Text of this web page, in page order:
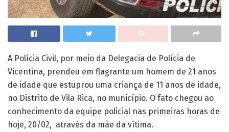
A Polícia Civil, por meio da Delegacia de Polícia de
Vicentina, prendeu em flagrante um homem de 21 anos
de idade que estuprou uma criança de 11 anos de idade,
no Distrito de Vila Rica, no município. O fato chegou ao
conhecimento da equipe policial nas primeiras horas de
hoje, 20/02, através da mãe da vítima.